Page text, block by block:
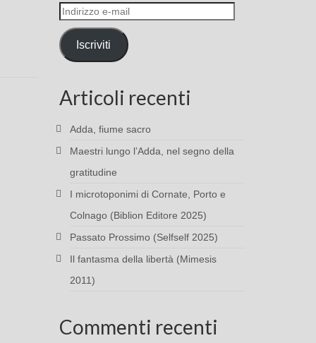
Indirizzo
e-
mail
Iscriviti
Articoli recenti
Adda, fiume sacro
Maestri lungo l’Adda, nel segno della
gratitudine
I microtoponimi di Cornate, Porto e
Colnago (Biblion Editore 2025)
Passato Prossimo (Selfself 2025)
Il fantasma della libertà (Mimesis
2011)
Commenti recenti